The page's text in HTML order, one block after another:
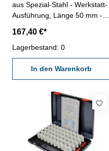
aus Spezial-Stahl - Werkstatt-
Ausführung, Länge 50 mm -
Stufung 0,01 mm - mit
Messstifthalter - im Behältnis /
Kasten Messbereich 3,01 -
4,00 mm
167,40 €*
Lagerbestand: 0
In den Warenkorb